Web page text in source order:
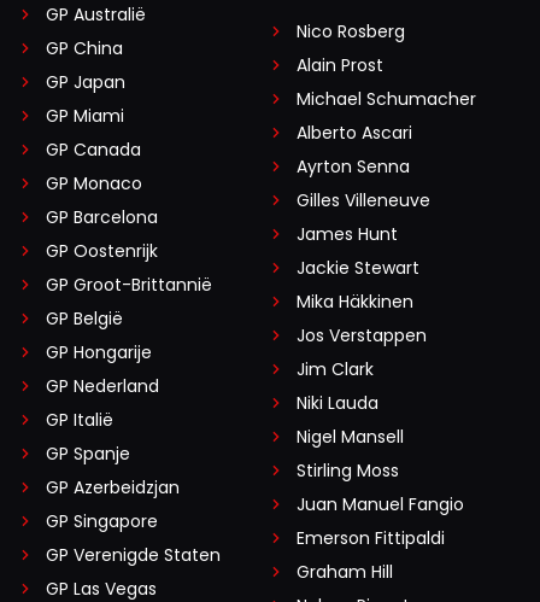
GP Australië
GP China
GP Japan
GP Miami
GP Canada
GP Monaco
GP Barcelona
GP Oostenrijk
GP Groot-Brittannië
GP België
GP Hongarije
GP Nederland
GP Italië
GP Spanje
GP Azerbeidzjan
GP Singapore
GP Verenigde Staten
GP Las Vegas
Nico Rosberg
Alain Prost
Michael Schumacher
Alberto Ascari
Ayrton Senna
Gilles Villeneuve
James Hunt
Jackie Stewart
Mika Häkkinen
Jos Verstappen
Jim Clark
Niki Lauda
Nigel Mansell
Stirling Moss
Juan Manuel Fangio
Emerson Fittipaldi
Graham Hill